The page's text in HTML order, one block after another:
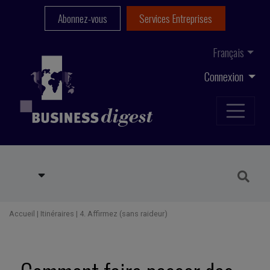
Connexion
Français
Abonnez-vous Services Entreprises
Accueil | Itinéraires | 4. Affirmez (sans raideur)